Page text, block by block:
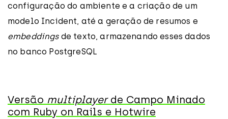
configuração do ambiente e a criação de um
modelo Incident, até a geração de resumos e
embeddingsde texto, armazenando esses dados
no banco PostgreSQL
Versão multiplayerde Campo Minado
com Ruby on Rails e Hotwire